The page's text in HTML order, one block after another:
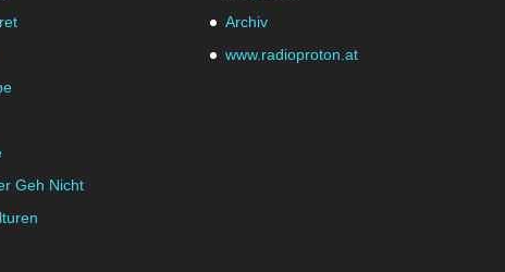
Geh Nicht
Archiv
www.radioproton.at